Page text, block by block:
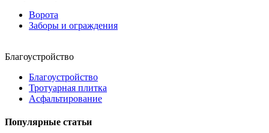
Ворота
Заборы и ограждения
Благоустройство
Благоустройство
Тротуарная плитка
Асфальтирование
Популярные статьи